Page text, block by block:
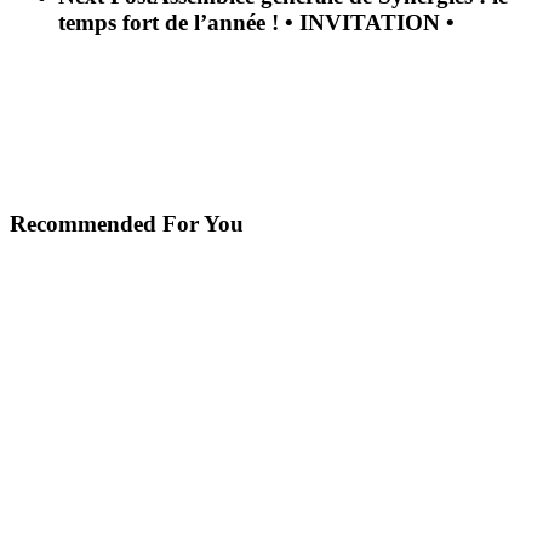
temps fort de l’année ! • INVITATION •
Recommended For You